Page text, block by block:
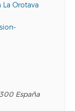
Orotava
España